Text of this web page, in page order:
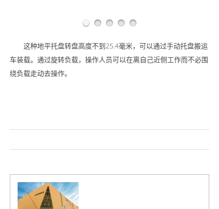
这种地平托盘转盘高度不到25.4毫米，可以通过手动托盘搬运
车装载。通过旋转负载，操作人员可以在离自己近侧工作而不必围
绕负载走动去操作。